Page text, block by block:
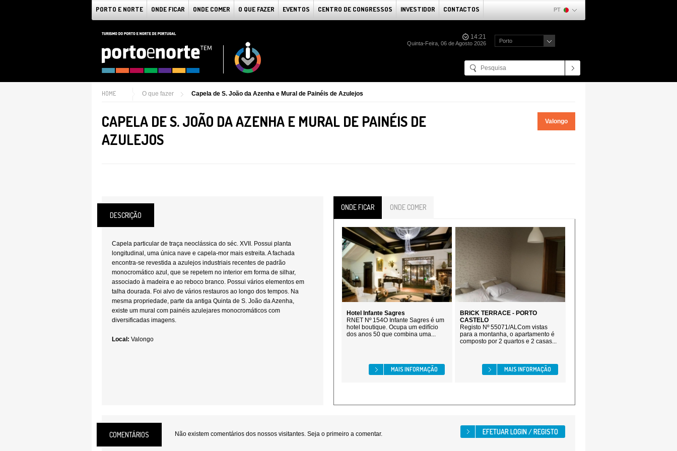
PORTO E NORTE ONDE FICAR ONDE COMER O QUE FAZER EVENTOS CENTRO DE CONGRESSOS INVESTIDOR CONTACTOS PT
14:21
Quinta-Feira, 06 de Agosto 2026 Porto
HOME O que fazer Capela de S. João da Azenha e Mural de Painéis de Azulejos
CAPELA DE S. JOÃO DA AZENHA E MURAL DE PAINÉIS DE
AZULEJOS
Valongo
DESCRIÇÃO
Capela particular de traça neoclássica do séc. XVII. Possui planta
longitudinal, uma única nave e capela-mor mais estreita. A fachada
encontra-se revestida a azulejos industriais recentes de padrão
monocromático azul, que se repetem no interior em forma de silhar,
associado à madeira e ao reboco branco. Possui vários elementos em
talha dourada. Foi alvo de vários restauros ao longo dos tempos. Na
mesma propriedade, parte da antiga Quinta de S. João da Azenha,
existe um mural com painéis azulejares monocromáticos com
diversificadas imagens.
Local: Valongo
ONDE FICAR ONDE COMER
Hotel Infante Sagres
RNET Nº 154O Infante Sagres é um
hotel boutique. Ocupa um edifício
dos anos 50 que combina uma...
MAIS INFORMAÇÃO
BRICK TERRACE - PORTO
CASTELO
Registo Nº 55071/ALCom vistas
para a montanha, o apartamento é
composto por 2 quartos e 2 casas...
MAIS INFORMAÇÃO
COMENTÁRIOS Não existem comentários dos nossos visitantes. Seja o primeiro a comentar.